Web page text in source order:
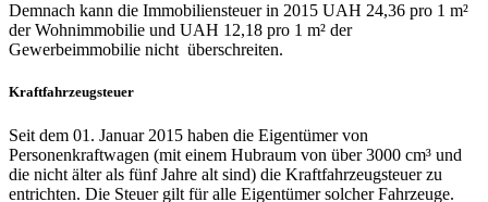
Demnach kann die Immobiliensteuer in 2015 UAH 24,36 pro 1 m²
der Wohnimmobilie und UAH 12,18 pro 1 m² der
Gewerbeimmobilie nicht überschreiten.
Kraftfahrzeugsteuer
Seit dem 01. Januar 2015 haben die Eigentümer von
Personenkraftwagen (mit einem Hubraum von über 3000 cm³ und
die nicht älter als fünf Jahre alt sind) die Kraftfahrzeugsteuer zu
entrichten. Die Steuer gilt für alle Eigentümer solcher Fahrzeuge.